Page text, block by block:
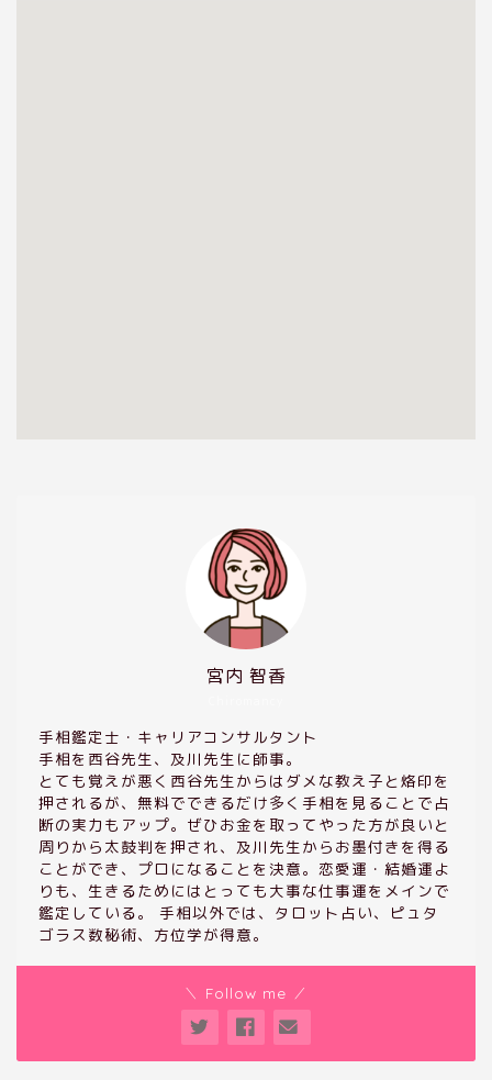
宮内 智香
手相鑑定士・キャリアコンサルタント
手相を西谷先生、及川先生に師事。
とても覚えが悪く西谷先生からはダメな教え子と烙印を
押されるが、無料でできるだけ多く手相を見ることで占
断の実力もアップ。ぜひお金を取ってやった方が良いと
周りから太鼓判を押され、及川先生からお墨付きを得る
ことができ、プロになることを決意。恋愛運・結婚運よ
りも、生きるためにはとっても大事な仕事運をメインで
鑑定している。 手相以外では、タロット占い、ピュタ
ゴラス数秘術、方位学が得意。
＼ Follow me ／